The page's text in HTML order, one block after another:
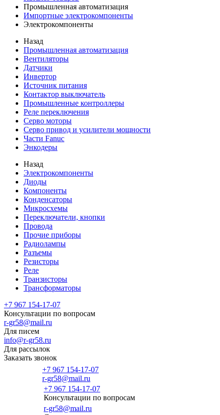
Промышленная автоматизация
Импортные электрокомпоненты
Электрокомпоненты
Назад
Промышленная автоматизация
Вентиляторы
Датчики
Инвертор
Источник питания
Контактор выключатель
Промышленные контроллеры
Реле переключения
Серво моторы
Серво привод и усилители мощности
Части Fanuc
Энкодеры
Назад
Электрокомпоненты
Диоды
Компоненты
Конденсаторы
Микросхемы
Переключатели, кнопки
Провода
Прочие приборы
Радиолампы
Разъемы
Резисторы
Реле
Транзисторы
Трансформаторы
+7 967 154-17-07
Консультации по вопросам
r-gr58@mail.ru
Для писем
info@r-gr58.ru
Для рассылок
Заказать звонок
+7 967 154-17-07
r-gr58@mail.ru
+7 967 154-17-07
Консультации по вопросам
r-gr58@mail.ru